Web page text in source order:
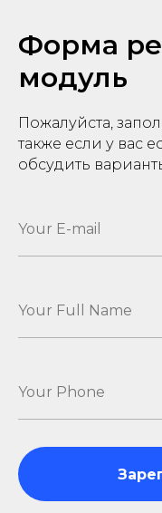
Форма
модуль
Пожалуйста,
также если у вас
обсудить